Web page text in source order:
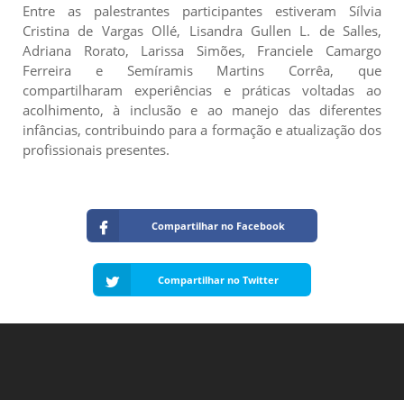
Entre as palestrantes participantes estiveram Sílvia
Cristina de Vargas Ollé, Lisandra Gullen L. de Salles,
Adriana Rorato, Larissa Simões, Franciele Camargo
Ferreira e Semíramis Martins Corrêa, que
compartilharam experiências e práticas voltadas ao
acolhimento, à inclusão e ao manejo das diferentes
infâncias, contribuindo para a formação e atualização dos
profissionais presentes.
Compartilhar no Facebook
Compartilhar no Twitter